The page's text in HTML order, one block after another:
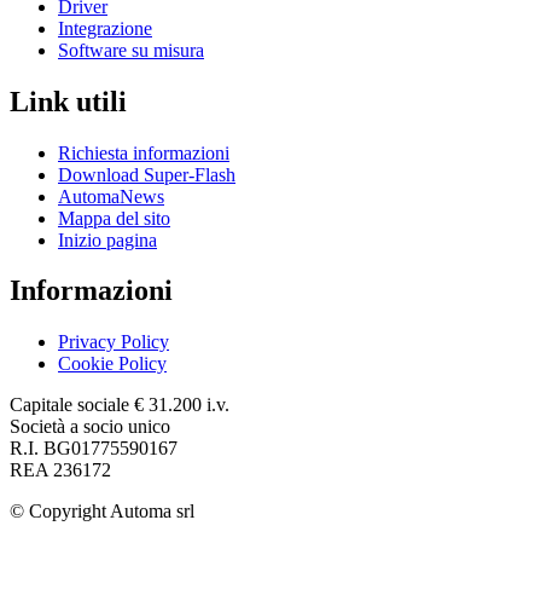
Driver
Integrazione
Software su misura
Link utili
Richiesta informazioni
Download Super-Flash
AutomaNews
Mappa del sito
Inizio pagina
Informazioni
Privacy Policy
Cookie Policy
Capitale sociale € 31.200 i.v.
Società a socio unico
R.I. BG01775590167
REA 236172
© Copyright Automa srl